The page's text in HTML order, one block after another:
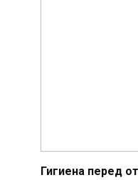
Гигиена перед